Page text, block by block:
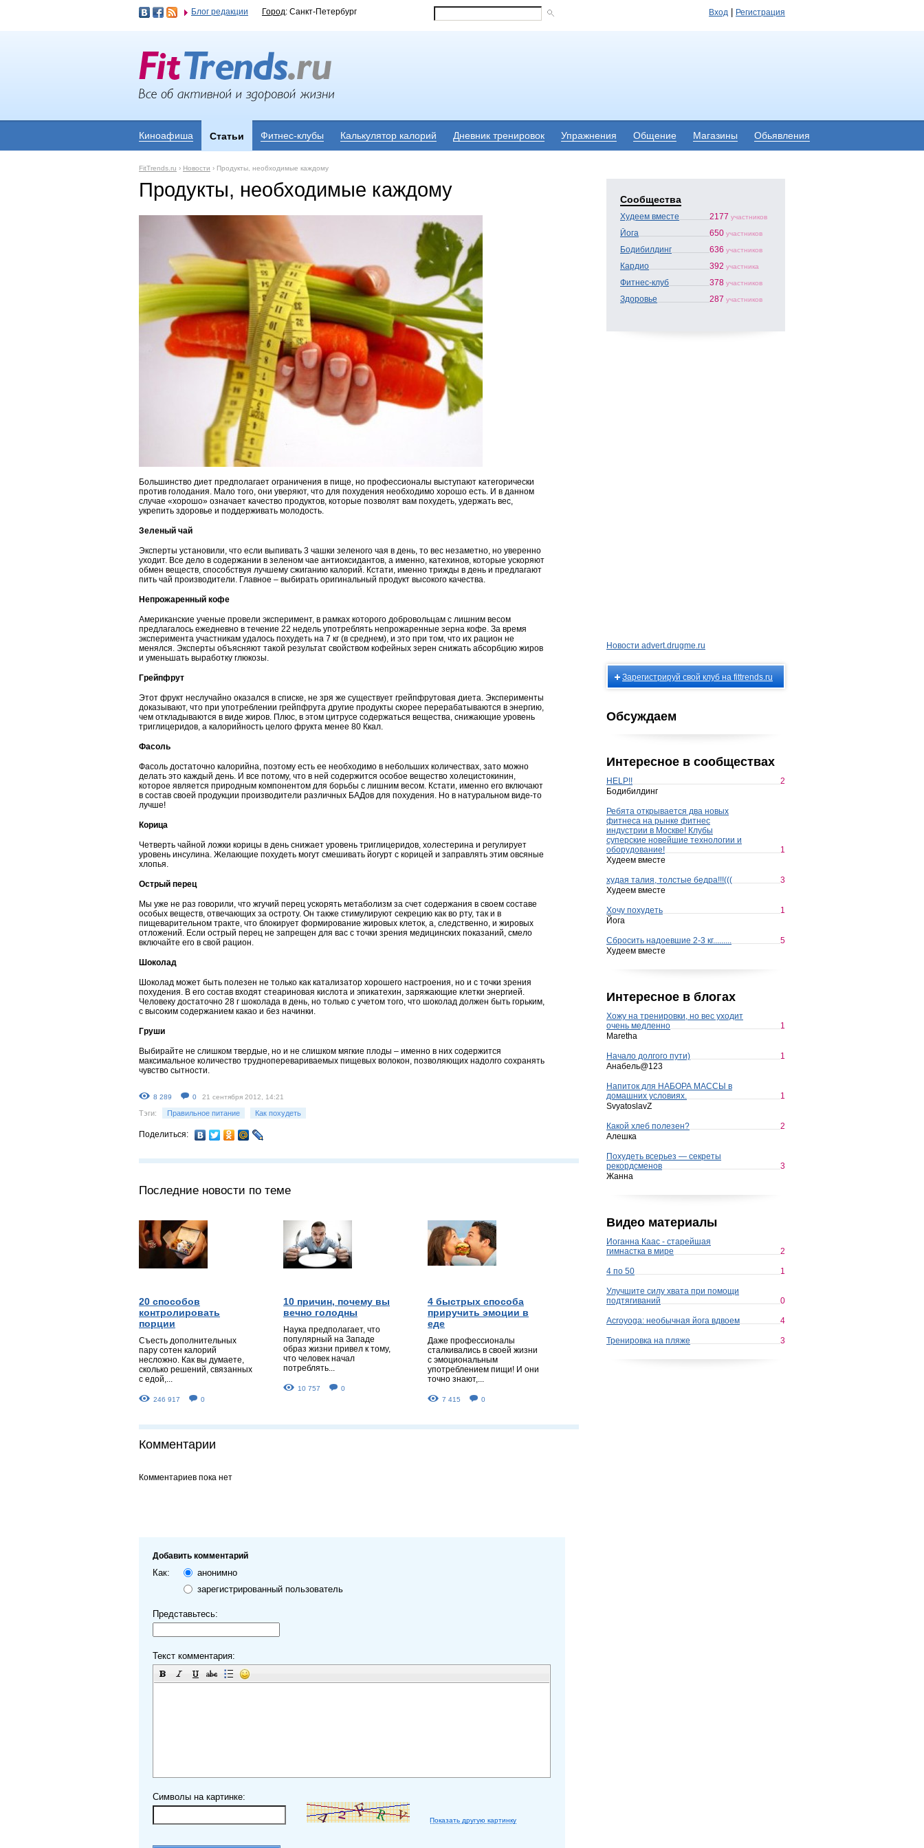
Блог редакции Город: Санкт-Петербург Вход Регистрация
Киноафиша Статьи Фитнес-клубы Калькулятор калорий Дневник тренировок Упражнения Общение Магазины Обьявления
FitTrends.ru › Новости › Продукты, необходимые каждому
Продукты, необходимые каждому
Большинство диет предполагает ограничения в пище, но профессионалы выступают категорически
против голодания. Мало того, они уверяют, что для похудения необходимо хорошо есть. И в данном
случае «хорошо» означает качество продуктов, которые позволят вам похудеть, удержать вес,
укрепить здоровье и поддерживать молодость.
Зеленый чай
Эксперты установили, что если выпивать 3 чашки зеленого чая в день, то вес незаметно, но уверенно
уходит. Все дело в содержании в зеленом чае антиоксидантов, а именно, катехинов, которые ускоряют
обмен веществ, способствуя лучшему сжиганию калорий. Кстати, именно трижды в день и предлагают
пить чай производители. Главное – выбирать оригинальный продукт высокого качества.
Непрожаренный кофе
Американские ученые провели эксперимент, в рамках которого добровольцам с лишним весом
предлагалось ежедневно в течение 22 недель употреблять непрожаренные зерна кофе. За время
эксперимента участникам удалось похудеть на 7 кг (в среднем), и это при том, что их рацион не
менялся. Эксперты объясняют такой результат свойством кофейных зерен снижать абсорбцию жиров
и уменьшать выработку глюкозы.
Грейпфрут
Этот фрукт неслучайно оказался в списке, не зря же существует грейпфрутовая диета. Эксперименты
доказывают, что при употреблении грейпфрута другие продукты скорее перерабатываются в энергию,
чем откладываются в виде жиров. Плюс, в этом цитрусе содержаться вещества, снижающие уровень
триглицеридов, а калорийность целого фрукта менее 80 Ккал.
Фасоль
Фасоль достаточно калорийна, поэтому есть ее необходимо в небольших количествах, зато можно
делать это каждый день. И все потому, что в ней содержится особое вещество холецистокинин,
которое является природным компонентом для борьбы с лишним весом. Кстати, именно его включают
в состав своей продукции производители различных БАДов для похудения. Но в натуральном виде-то
лучше!
Корица
Четверть чайной ложки корицы в день снижает уровень триглицеридов, холестерина и регулирует
уровень инсулина. Желающие похудеть могут смешивать йогурт с корицей и заправлять этим овсяные
хлопья.
Острый перец
Мы уже не раз говорили, что жгучий перец ускорять метаболизм за счет содержания в своем составе
особых веществ, отвечающих за остроту. Он также стимулируют секрецию как во рту, так и в
пищеварительном тракте, что блокирует формирование жировых клеток, а, следственно, и жировых
отложений. Если острый перец не запрещен для вас с точки зрения медицинских показаний, смело
включайте его в свой рацион.
Шоколад
Шоколад может быть полезен не только как катализатор хорошего настроения, но и с точки зрения
похудения. В его состав входят стеариновая кислота и эпикатехин, заряжающие клетки энергией.
Человеку достаточно 28 г шоколада в день, но только с учетом того, что шоколад должен быть горьким,
с высоким содержанием какао и без начинки.
Груши
Выбирайте не слишком твердые, но и не слишком мягкие плоды – именно в них содержится
максимальное количество трудноперевариваемых пищевых волокон, позволяющих надолго сохранять
чувство сытности.
8 289 0 21 сентября 2012, 14:21
Тэги: Правильное питание Как похудеть
Поделиться:
Последние новости по теме
20 способов
контролировать
порции
Съесть дополнительных
пару сотен калорий
несложно. Как вы думаете,
сколько решений, связанных
с едой,...
246 917 0
10 причин, почему вы
вечно голодны
Наука предполагает, что
популярный на Западе
образ жизни привел к тому,
что человек начал
потреблять...
10 757 0
4 быстрых способа
приручить эмоции в
еде
Даже профессионалы
сталкивались в своей жизни
с эмоциональным
употреблением пищи! И они
точно знают,...
7 415 0
Комментарии
Комментариев пока нет
Добавить комментарий
Как:
анонимно
зарегистрированный пользователь
Представьтесь:
Текст комментария:
Символы на картинке:
Показать другую картинку
Сообщества
Худеем вместе 2177 участников
Йога 650 участников
Бодибилдинг 636 участников
Кардио 392 участника
Фитнес-клуб 378 участников
Здоровье 287 участников
Новости advert.drugme.ru
Зарегистрируй свой клуб на fittrends.ru
Обсуждаем
Интересное в сообществах
HELP!!
2
Бодибилдинг
Ребята открывается два новых
фитнеса на рынке фитнес
индустрии в Москве! Клубы
суперские новейшие технологии и
оборудование!
1
Худеем вместе
худая талия, толстые бедра!!!(((
3
Худеем вместе
Хочу похудеть
1
Йога
Сбросить надоевшие 2-3 кг.........
5
Худеем вместе
Интересное в блогах
Хожу на тренировки, но вес уходит
очень медленно
1
Maretha
Начало долгого пути)
1
Анабель@123
Напиток для НАБОРА МАССЫ в
домашних условиях.
1
SvyatoslavZ
Какой хлеб полезен?
2
Алешка
Похудеть всерьез — секреты
рекордсменов
3
Жанна
Видео материалы
Иоганна Каас - старейшая
гимнастка в мире
2
4 по 50 1
Улучшите силу хвата при помощи
подтягиваний
0
Acroyoga: необычная йога вдвоем 4
Тренировка на пляже 3